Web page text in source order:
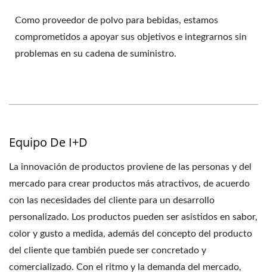
Como proveedor de polvo para bebidas, estamos
comprometidos a apoyar sus objetivos e integrarnos sin
problemas en su cadena de suministro.
Equipo De I+D
La innovación de productos proviene de las personas y del
mercado para crear productos más atractivos, de acuerdo
con las necesidades del cliente para un desarrollo
personalizado. Los productos pueden ser asistidos en sabor,
color y gusto a medida, además del concepto del producto
del cliente que también puede ser concretado y
comercializado. Con el ritmo y la demanda del mercado,